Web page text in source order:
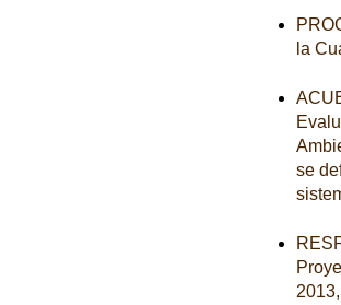
la
se